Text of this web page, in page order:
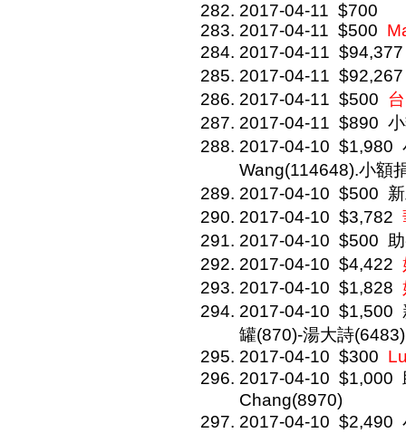
2017-04-11 $700
2017-04-11 $500
2017-04-11 $94,377
2017-04-11 $92,267
2017-04-11 $500
2017-04-11 $890
2017-04-10 $1,980
Wang(114648).小額
2017-04-10 $500
2017-04-10 $3,782
2017-04-10 $500
2017-04-10 $4,422
2017-04-10 $1,828
2017-04-10 $1,500
罐(870)-湯大詩(6483)
2017-04-10 $300
2017-04-10 $1,000
Chang(8970)
2017-04-10 $2,490